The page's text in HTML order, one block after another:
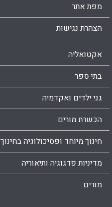
מפת אתר
הצהרת נגישות
אקטואליה
בתי ספר
גני ילדים ואקדמיה
הכשרת מורים
חינוך מיוחד ופסיכולוגיה בחינוך
מדיניות פדגוגיה ותיאוריה
מורים